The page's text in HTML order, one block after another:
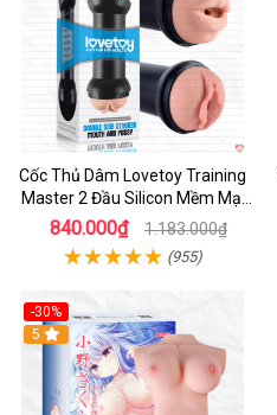
Cốc Thủ Dâm Lovetoy Training
Master 2 Đầu Silicon Mềm Mại
Tiện Lợi
840.000₫ 1.183.000₫
(955)
-30%
Hot
5